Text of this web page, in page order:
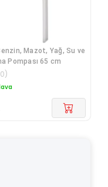
Mazot, Yağ, Su ve
Pompası 65 cm
0)